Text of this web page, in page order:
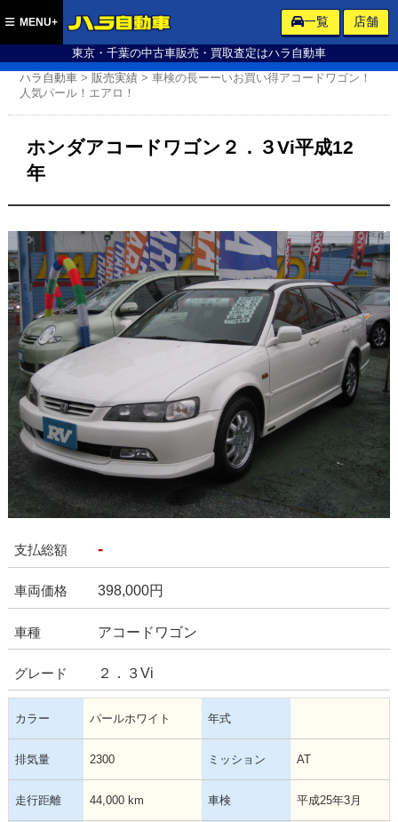
東京・千葉の中古車販売・買取査定はハラ自動車
MENU+ 一覧 店舗
ハラ自動車 >販売実績 >車検の長ーーいお買い得アコードワゴン！
人気パール！エアロ！
ホンダアコードワゴン２．３Vi平成12
年
支払総額 -
車両価格 398,000円
車種 アコードワゴン
グレード ２．３Vi
カラー パールホワイト 年式
排気量 2300 ミッション AT
走行距離 44,000 km 車検 平成25年3月